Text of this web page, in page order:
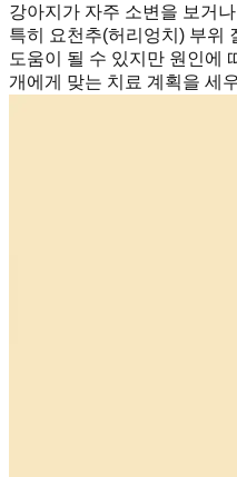
강아지가 자주 소변을 보거
특히 요천추(허리엉치) 부위
도움이 될 수 있지만 원인에
개에게 맞는 치료 계획을 세